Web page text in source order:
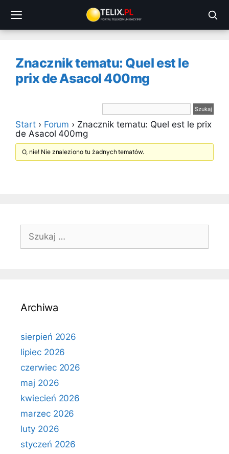
treści
Znacznik tematu: Quel est le
prix de Asacol 400mg
Start › Forum › Znacznik tematu: Quel est le prix
de Asacol 400mg
O, nie! Nie znaleziono tu żadnych tematów.
Szukaj:
Archiwa
sierpień 2026
lipiec 2026
czerwiec 2026
maj 2026
kwiecień 2026
marzec 2026
luty 2026
styczeń 2026